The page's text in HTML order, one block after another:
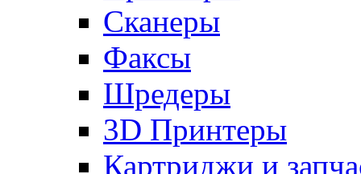
Сканеры
Факсы
Шредеры
3D Принтеры
Картриджи и